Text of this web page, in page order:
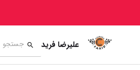
علیرضا فرید